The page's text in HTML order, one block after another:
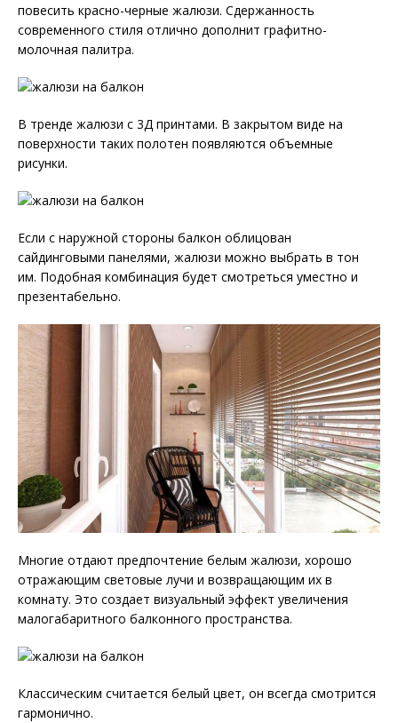
повесить красно-черные жалюзи. Сдержанность
современного стиля отлично дополнит графитно-
молочная палитра.
В тренде жалюзи с 3Д принтами. В закрытом виде на
поверхности таких полотен появляются объемные
рисунки.
Если с наружной стороны балкон облицован
сайдинговыми панелями, жалюзи можно выбрать в тон
им. Подобная комбинация будет смотреться уместно и
презентабельно.
Многие отдают предпочтение белым жалюзи, хорошо
отражающим световые лучи и возвращающим их в
комнату. Это создает визуальный эффект увеличения
малогабаритного балконного пространства.
Классическим считается белый цвет, он всегда смотрится
гармонично.